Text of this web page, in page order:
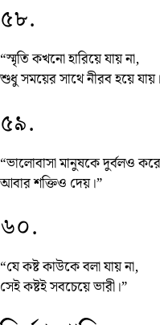
৫৮.
“স্মৃতি কখনো হারিয়ে যায় না,
শুধু সময়ের সাথে নীরব হয়ে
৫৯.
“ভালোবাসা মানুষকে দুর্বলও
আবার শক্তিও দেয়।”
৬০.
“যে কষ্ট কাউকে বলা যায় না,
সেই কষ্টই সবচেয়ে ভারী।”